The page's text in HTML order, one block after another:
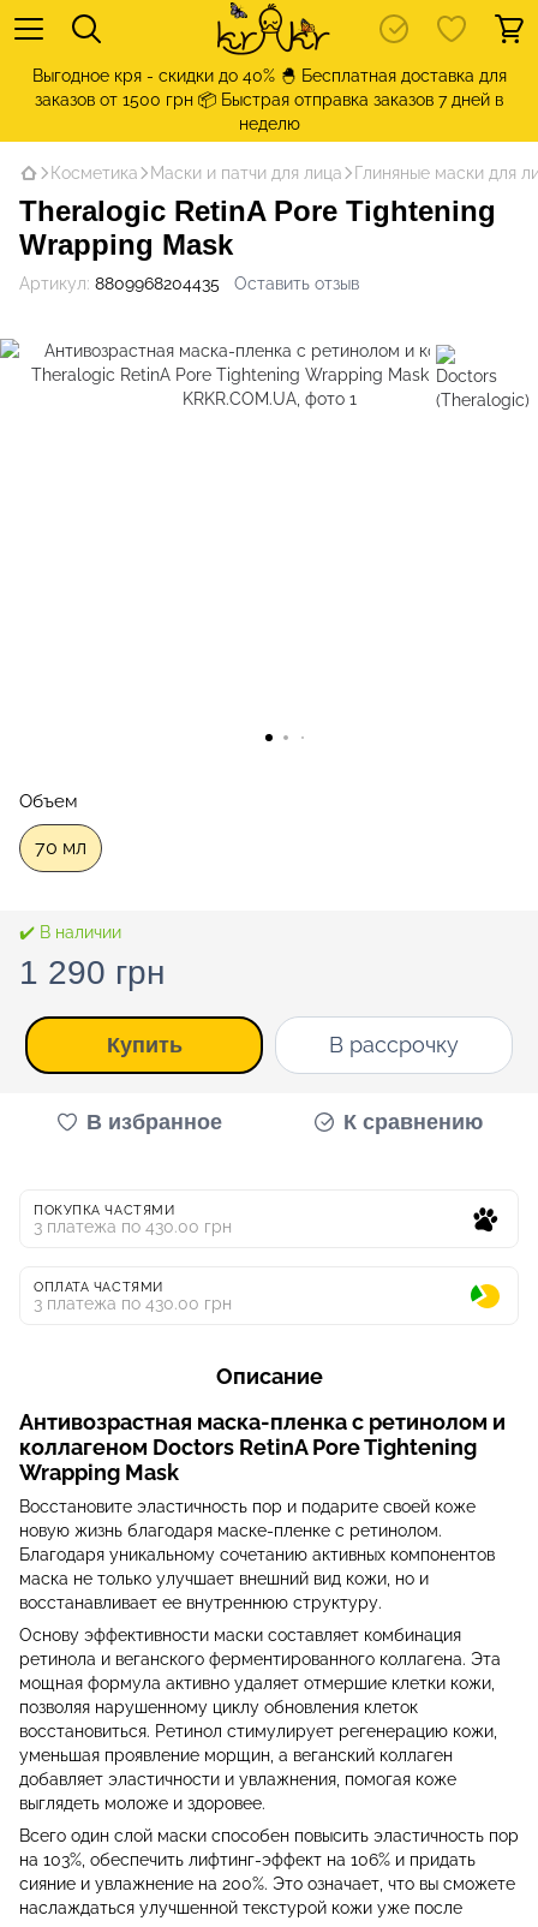
Выгодное кря - скидки до 40% 🐣 Бесплатная доставка для
заказов от 1500 грн 📦 Быстрая отправка заказов 7 дней в
неделю
Косметика Маски и патчи для лица Глиняные маски для
Theralogic RetinA Pore Tightening
Wrapping Mask
Артикул: 8809968204435 Оставить отзыв
Объем
70 мл
✔️ В наличии
1 290 грн
Купить В рассрочку
В избранное К сравнению
ПОКУПКА ЧАСТЯМИ
3 платежа по 430.00 грн
ОПЛАТА ЧАСТЯМИ
3 платежа по 430.00 грн
Описание
Антивозрастная маска-пленка с ретинолом и
коллагеном Doctors RetinA Pore Tightening
Wrapping Mask
Восстановите эластичность пор и подарите своей коже
новую жизнь благодаря маске-пленке с ретинолом.
Благодаря уникальному сочетанию активных компонентов
маска не только улучшает внешний вид кожи, но и
восстанавливает ее внутреннюю структуру.
Основу эффективности маски составляет комбинация
ретинола и веганского ферментированного коллагена. Эта
мощная формула активно удаляет отмершие клетки кожи,
позволяя нарушенному циклу обновления клеток
восстановиться. Ретинол стимулирует регенерацию кожи,
уменьшая проявление морщин, а веганский коллаген
добавляет эластичности и увлажнения, помогая коже
выглядеть моложе и здоровее.
Всего один слой маски способен повысить эластичность пор
на 103%, обеспечить лифтинг-эффект на 106% и придать
сияние и увлажнение на 200%. Это означает, что вы сможете
наслаждаться улучшенной текстурой кожи уже после